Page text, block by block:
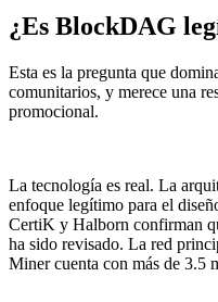
¿Es BlockDAG
Esta es la pregunta que
comunitarios, y merece una
promocional.
La tecnología es real. La
enfoque legítimo para el
CertiK y Halborn confirman
ha sido revisado. La red
Miner cuenta con más de 3.5